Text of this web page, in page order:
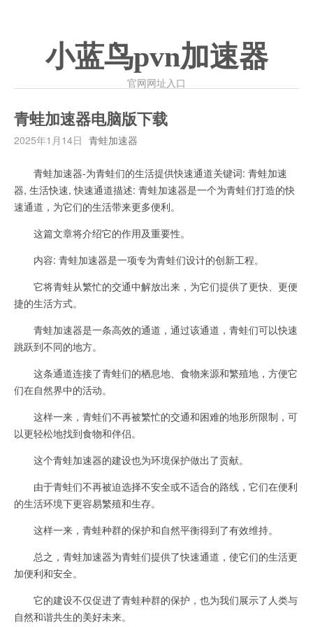
小蓝鸟pvn加速器
官网网址入口
青蛙加速器电脑版下载
2025年1月14日 青蛙加速器
青蛙加速器-为青蛙们的生活提供快速通道关键词: 青蛙加速
器, 生活快速, 快速通道描述: 青蛙加速器是一个为青蛙们打造的快
速通道，为它们的生活带来更多便利。
这篇文章将介绍它的作用及重要性。
内容: 青蛙加速器是一项专为青蛙们设计的创新工程。
它将青蛙从繁忙的交通中解放出来，为它们提供了更快、更便
捷的生活方式。
青蛙加速器是一条高效的通道，通过该通道，青蛙们可以快速
跳跃到不同的地方。
这条通道连接了青蛙们的栖息地、食物来源和繁殖地，方便它
们在自然界中的活动。
这样一来，青蛙们不再被繁忙的交通和困难的地形所限制，可
以更轻松地找到食物和伴侣。
这个青蛙加速器的建设也为环境保护做出了贡献。
由于青蛙们不再被迫选择不安全或不适合的路线，它们在便利
的生活环境下更容易繁殖和生存。
这样一来，青蛙种群的保护和自然平衡得到了有效维持。
总之，青蛙加速器为青蛙们提供了快速通道，使它们的生活更
加便利和安全。
它的建设不仅促进了青蛙种群的保护，也为我们展示了人类与
自然和谐共生的美好未来。